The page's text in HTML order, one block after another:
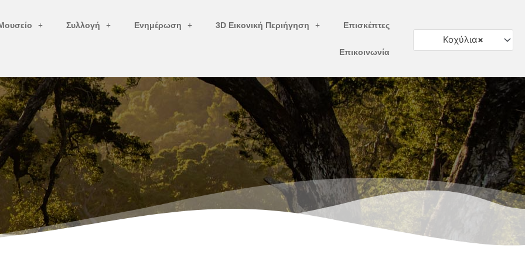
Συλλογή Ενημέρωση 3D Εικονική Περιήγηση Επισκέπτες
Επικοινωνία
×
Κοχύλια